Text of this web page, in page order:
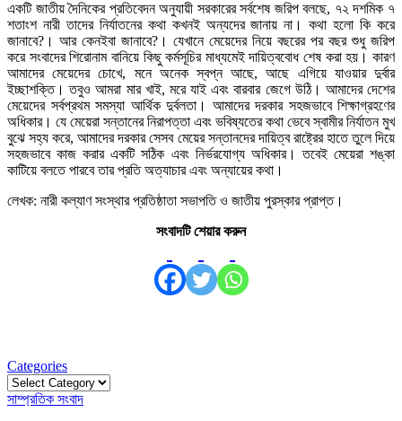
একটি জাতীয় দৈনিকের প্রতিবেদন অনুযায়ী সরকারের সর্বশেষ জরিপ বলছে, ৭২ দশমিক ৭
শতাংশ নারী তাদের নির্যাতনের কথা কখনই অন্যদের জানায় না। কথা হলো কি করে
জানাবে?। আর কেনইবা জানাবে?। যেখানে মেয়েদের নিয়ে বছরের পর বছর শুধু জরিপ
করে সংবাদের শিরোনাম বানিয়ে কিছু কর্মসূচির মাধ্যমেই দায়িত্ববোধ শেষ করা হয়। কারণ
আমাদের মেয়েদের চোখে, মনে অনেক স্বপ্ন আছে, আছে এগিয়ে যাওয়ার দুর্বার
ইচ্ছাশক্তি। তবুও আমরা মার খাই, মরে যাই এবং বারবার জেগে উঠি। আমাদের দেশের
মেয়েদের সর্বপ্রথম সমস্যা আর্থিক দুর্বলতা। আমাদের দরকার সহজভাবে শিক্ষাগ্রহণের
অধিকার। যে মেয়েরা সন্তানের নিরাপত্তা এবং ভবিষ্যতের কথা ভেবে স্বামীর নির্যাতন মুখ
বুঝে সহ্য করে, আমাদের দরকার সেসব মেয়ের সন্তানদের দায়িত্ব রাষ্ট্রের হাতে তুলে দিয়ে
সহজভাবে কাজ করার একটি সঠিক এবং নির্ভরযোগ্য অধিকার। তবেই মেয়েরা শঙ্কা
কাটিয়ে বলতে পারবে তার প্রতি অত্যাচার এবং অন্যায়ের কথা।
লেখক: নারী কল্যাণ সংস্থার প্রতিষ্ঠাতা সভাপতি ও জাতীয় পুরস্কার প্রাপ্ত।
সংবাদটি শেয়ার করুন
Categories
Categories
সাম্প্রতিক সংবাদ